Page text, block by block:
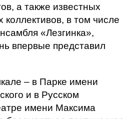
а также известных
коллективов, в том числе
«Лезгинка»,
впервые представил
– в Парке имени
и в Русском
имени Максима